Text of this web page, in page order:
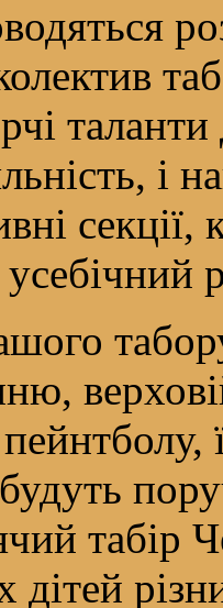
таланти
і
табір
дітей